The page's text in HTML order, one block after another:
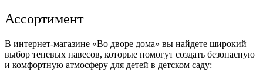
Ассортимент
В интернет-магазине «Во дворе дома» вы найдете широкий
выбор теневых навесов, которые помогут создать безопасную
и комфортную атмосферу для детей в детском саду: